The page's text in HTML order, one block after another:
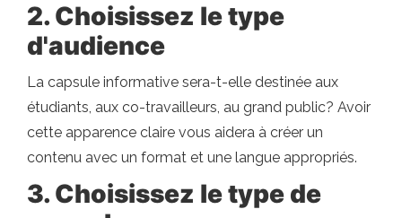
2. Choisissez le type
d'audience
La capsule informative sera-t-elle destinée aux
étudiants, aux co-travailleurs, au grand public? Avoir
cette apparence claire vous aidera à créer un
contenu avec un format et une langue appropriés.
3. Choisissez le type de